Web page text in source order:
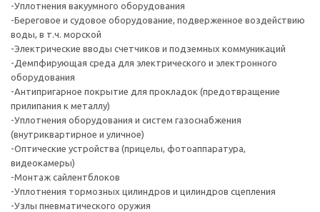
-Уплотнения вакуумного оборудования
-Береговое и судовое оборудование, подверженное воздействию
воды, в т.ч. морской
-Электрические вводы счетчиков и подземных коммуникаций
-Демпфирующая среда для электрического и электронного
оборудования
-Антипригарное покрытие для прокладок (предотвращение
прилипания к металлу)
-Уплотнения оборудования и систем газоснабжения
(внутриквартирное и уличное)
-Оптические устройства (прицелы, фотоаппаратура,
видеокамеры)
-Монтаж сайлентблоков
-Уплотнения тормозных цилиндров и цилиндров сцепления
-Узлы пневматического оружия